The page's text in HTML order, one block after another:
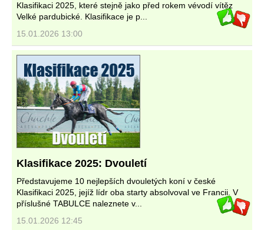
Klasifikaci 2025, které stejně jako před rokem vévodí vítěz
Velké pardubické. Klasifikace je p...
15.01.2026 13:00
Klasifikace 2025: Dvouletí
Představujeme 10 nejlepších dvouletých koní v české
Klasifikaci 2025, jejíž lídr oba starty absolvoval ve Francii. V
příslušné TABULCE naleznete v...
15.01.2026 12:45